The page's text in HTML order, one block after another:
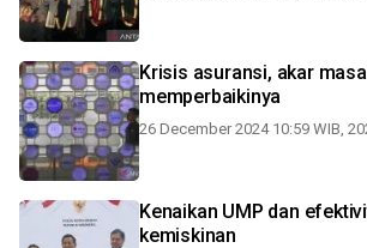
Krisis asuransi, akar
memperbaikinya
26 December 2024 10:59 WIB,
Kenaikan UMP dan
kemiskinan